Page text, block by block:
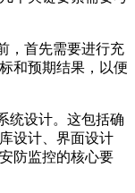
，首先需要进行充
和预期结果，以便
统设计。这包括确
设计、界面设计
防监控的核心要